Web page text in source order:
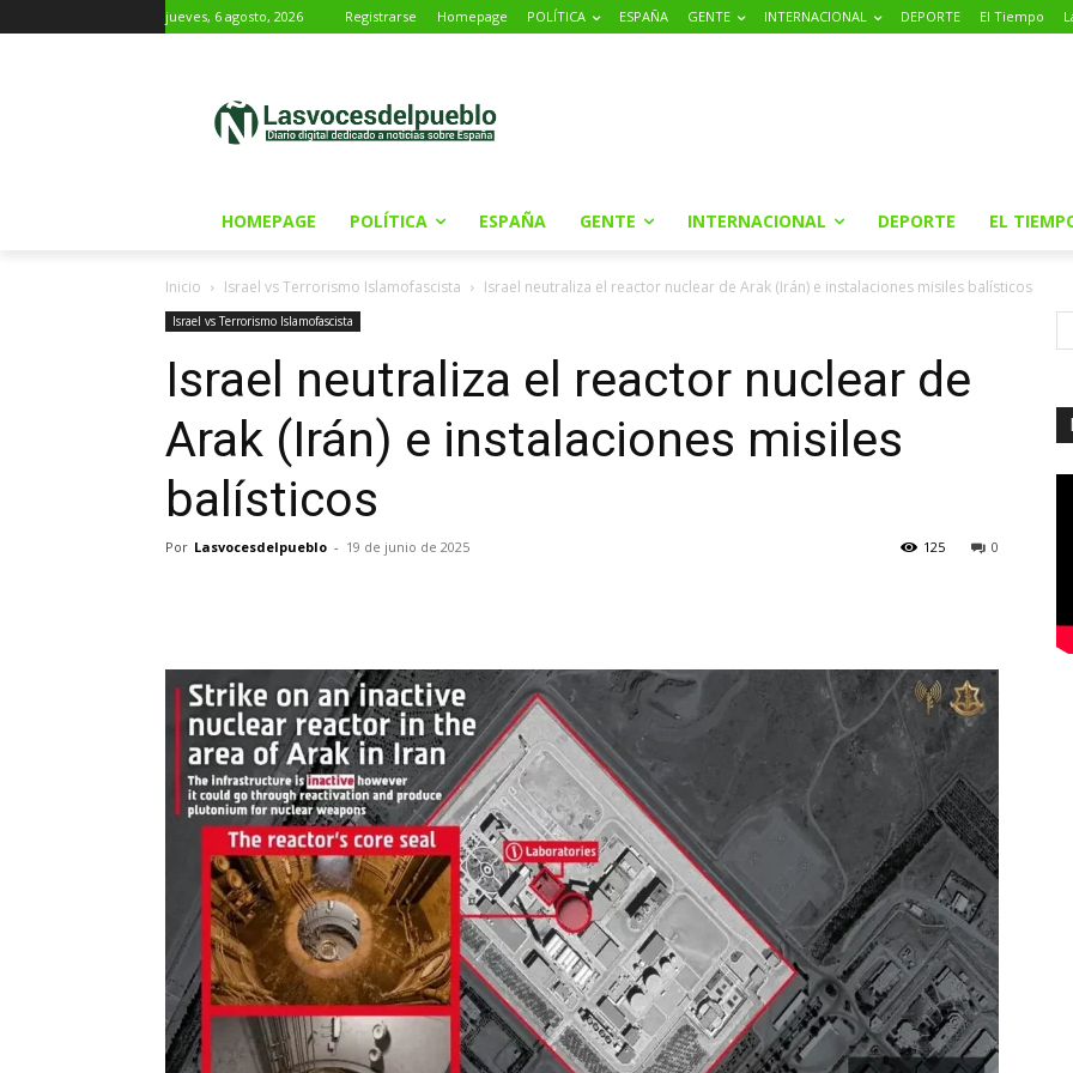
jueves, 6 agosto, 2026 Registrarse Homepage POLÍTICA ESPAÑA GENTE INTERNACIONAL DEPORTE El Tiempo
HOMEPAGE POLÍTICA ESPAÑA GENTE INTERNACIONAL DEPORTE EL
Inicio Israel vs Terrorismo Islamofascista Israel neutraliza el reactor nuclear de Arak (Irán) e instalaciones misiles balísticos
Israel vs Terrorismo Islamofascista
Israel neutraliza el reactor nuclear de
Arak (Irán) e instalaciones misiles
balísticos
Por Lasvocesdelpueblo - 19 de junio de 2025 0
125